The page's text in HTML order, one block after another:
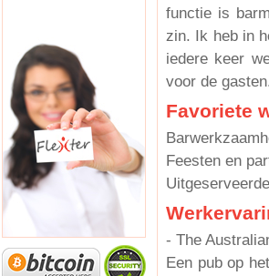
functie is
zin. Ik heb in
iedere keer
voor de
Favoriete
Feesten en
- The
Een pub op